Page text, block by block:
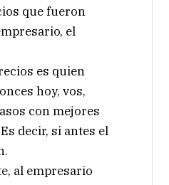
que fueron
el
es quien
hoy, vos,
con mejores
decir, si antes el
al empresario